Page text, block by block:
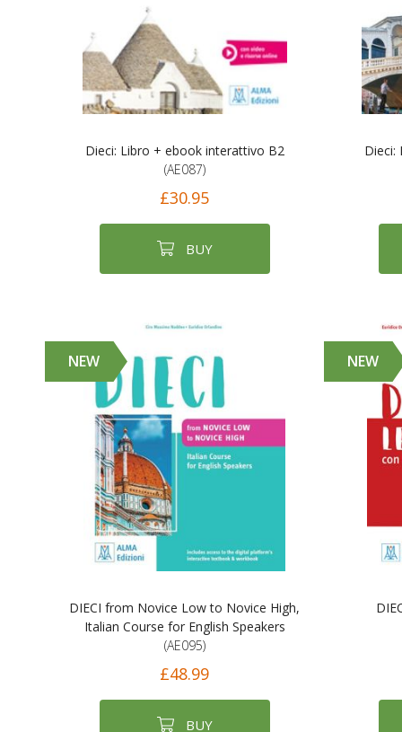
Dieci: Libro + ebook interattivo B2
(AE087)
£30.95
BUY
Dieci:
NEW
DIECI from Novice Low to Novice High,
Italian Course for English Speakers
(AE095)
£48.99
BUY
NEW